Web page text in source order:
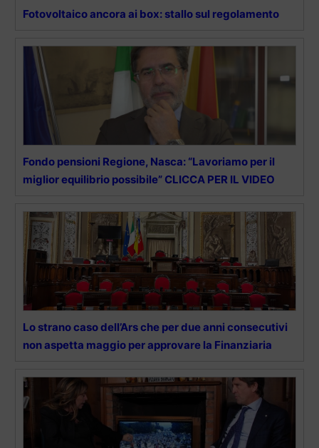
Fotovoltaico ancora ai box: stallo sul regolamento
Fondo pensioni Regione, Nasca: “Lavoriamo per il
miglior equilibrio possibile” CLICCA PER IL VIDEO
Lo strano caso dell’Ars che per due anni consecutivi
non aspetta maggio per approvare la Finanziaria